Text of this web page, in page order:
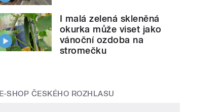
I malá zelená skleněná
okurka může viset jako
vánoční ozdoba na
stromečku
E-SHOP ČESKÉHO ROZHLASU